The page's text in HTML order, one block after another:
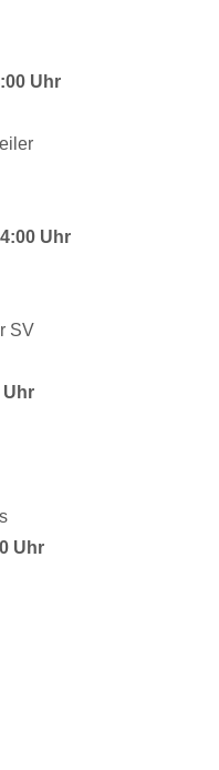
Uhr
Uhr
SV
Uhr
Uhr